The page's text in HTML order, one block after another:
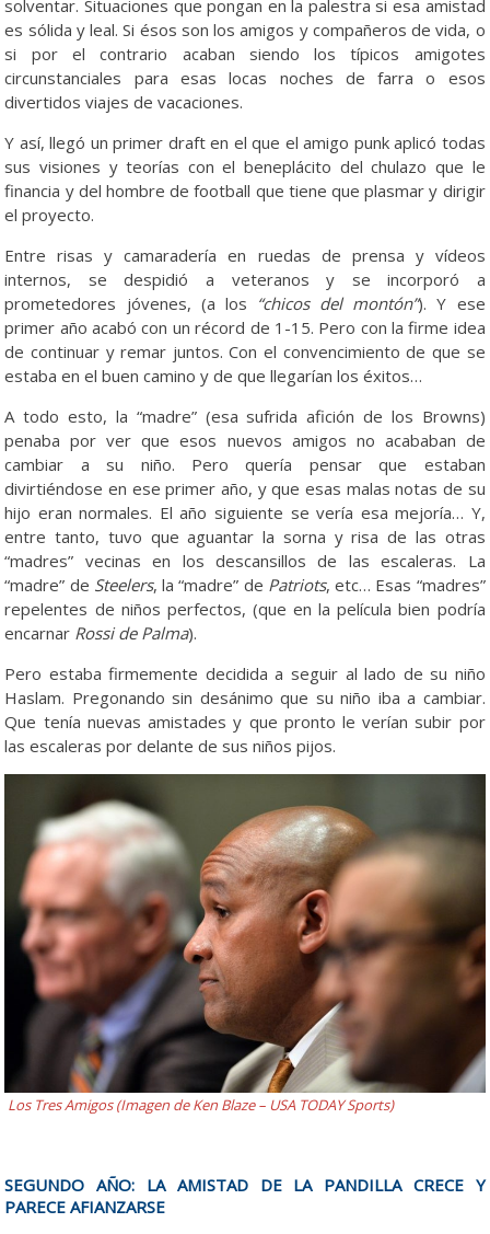
solventar. Situaciones que pongan en la palestra si esa amistad
es sólida y leal. Si ésos son los amigos y compañeros de vida, o
si por el contrario acaban siendo los típicos amigotes
circunstanciales para esas locas noches de farra o esos
divertidos viajes de vacaciones.
Y así, llegó un primer draft en el que el amigo punk aplicó todas
sus visiones y teorías con el beneplácito del chulazo que le
financia y del hombre de football que tiene que plasmar y dirigir
el proyecto.
Entre risas y camaradería en ruedas de prensa y vídeos
internos, se despidió a veteranos y se incorporó a
prometedores jóvenes, (a los “chicos del montón”). Y ese
primer año acabó con un récord de 1-15. Pero con la firme idea
de continuar y remar juntos. Con el convencimiento de que se
estaba en el buen camino y de que llegarían los éxitos…
A todo esto, la “madre” (esa sufrida afición de los Browns)
penaba por ver que esos nuevos amigos no acababan de
cambiar a su niño. Pero quería pensar que estaban
divirtiéndose en ese primer año, y que esas malas notas de su
hijo eran normales. El año siguiente se vería esa mejoría… Y,
entre tanto, tuvo que aguantar la sorna y risa de las otras
“madres” vecinas en los descansillos de las escaleras. La
“madre” de Steelers, la “madre” de Patriots, etc… Esas “madres”
repelentes de niños perfectos, (que en la película bien podría
encarnar Rossi de Palma).
Pero estaba firmemente decidida a seguir al lado de su niño
Haslam. Pregonando sin desánimo que su niño iba a cambiar.
Que tenía nuevas amistades y que pronto le verían subir por
las escaleras por delante de sus niños pijos.
Los Tres Amigos (Imagen de Ken Blaze – USA TODAY Sports)
SEGUNDO AÑO: LA AMISTAD DE LA PANDILLA CRECE Y
PARECE AFIANZARSE